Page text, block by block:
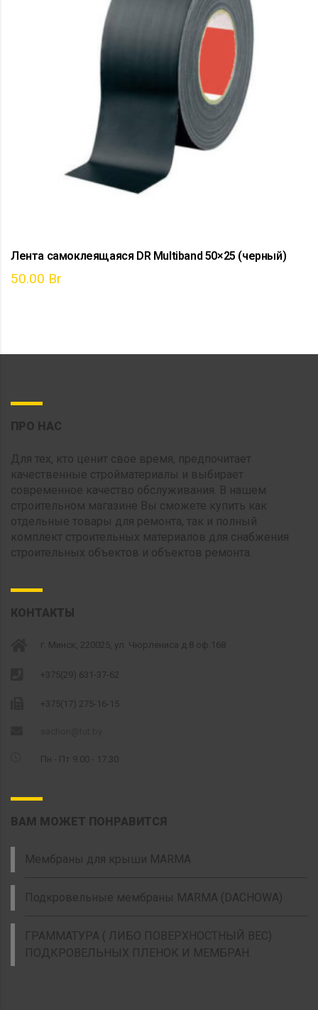
Лента самоклеящаяся DR Multiband 50×25 (черный)
50.00 Br
ПРО НАС
Для тех, кто ценит свое время, предпочитает
качественные стройматериалы и выбирает
современное качество обслуживания. В нашем
строительном магазине Вы сможете купить как
отдельные товары для ремонта, так и полный
комплект строительных материалов для снабжения
строительных объектов и объектов ремонта.
КОНТАКТЫ
г. Минск, 220025, ул. Чюрлениса д.8 оф.168
+375(29) 631-37-62
+375(17) 275-16-15
Пн - Пт 9.00 - 17.30
ВАМ МОЖЕТ ПОНРАВИТСЯ
Мембраны для крыши MARMA
Подкровельные мембраны MARMA (DACHOWA)
ГРАММАТУРА ( ЛИБО ПОВЕРХНОСТНЫЙ ВЕС)
ПОДКРОВЕЛЬНЫХ ПЛЕНОК И МЕМБРАН.